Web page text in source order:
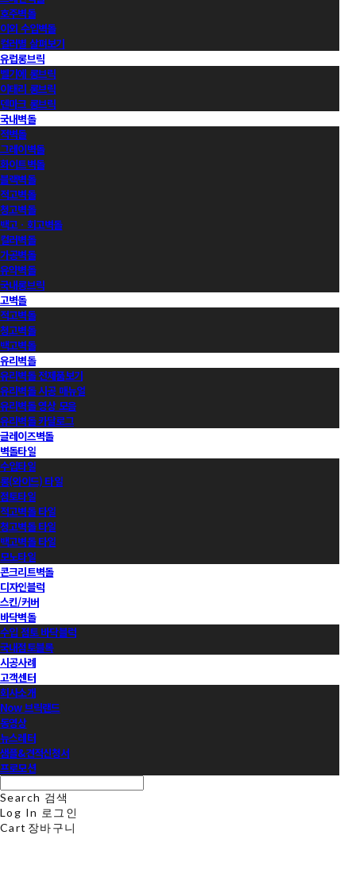
호주벽돌
이외 수입벽돌
컬러별 살펴보기
유럽롱브릭
벨기에 롱브릭
이태리 롱브릭
덴마크 롱브릭
국내벽돌
적벽돌
그레이벽돌
화이트벽돌
블랙벽돌
적고벽돌
청고벽돌
백고ㆍ회고벽돌
컬러벽돌
가공벽돌
유약벽돌
국내롱브릭
고벽돌
적고벽돌
청고벽돌
백고벽돌
유리벽돌
유리벽돌 전제품보기
유리벽돌 시공 매뉴얼
유리벽돌 영상 모음
유리벽돌 카달로그
글레이즈벽돌
벽돌타일
수입타일
롱(와이드) 타일
점토타일
적고벽돌 타일
청고벽돌 타일
백고벽돌 타일
모노타일
콘크리트벽돌
디자인블럭
스킨/커버
바닥벽돌
수입 점토 바닥블럭
국내점토블록
시공사례
고객센터
회사소개
Now 브릭랜드
동영상
뉴스레터
샘플&견적신청서
프로모션
Search 검색
Log In 로그인
Cart 장바구니